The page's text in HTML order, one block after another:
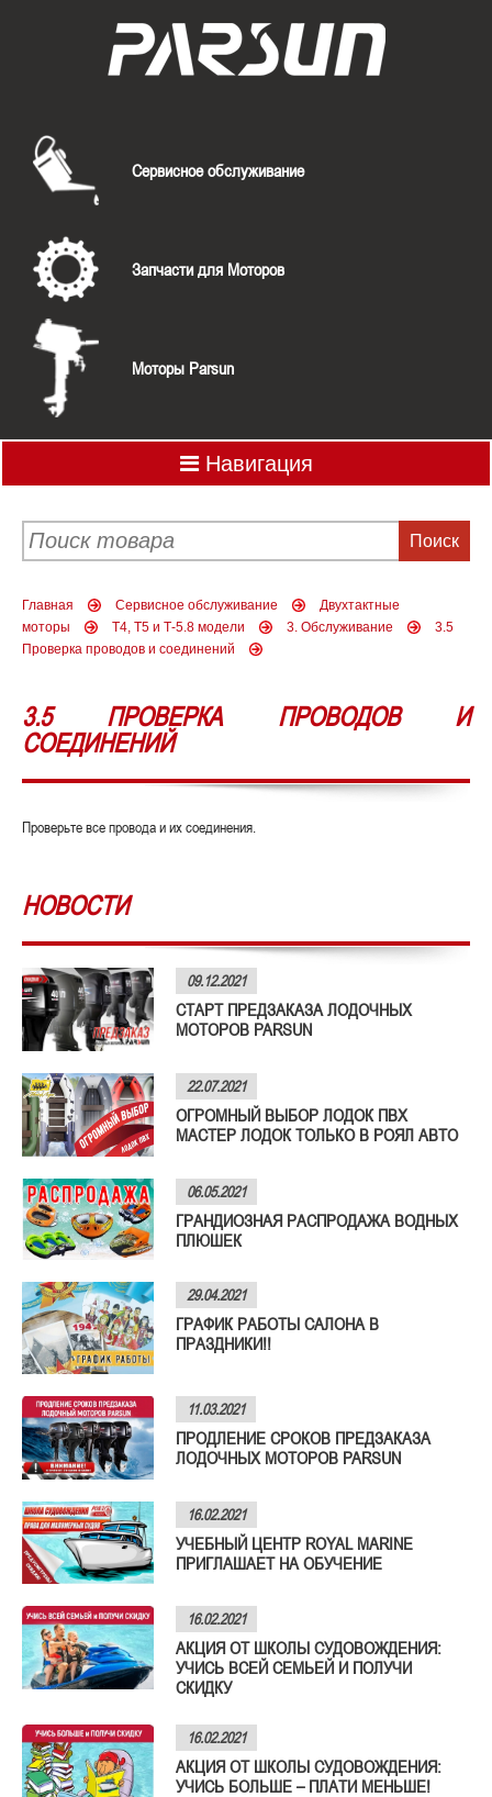
Сервисное обслуживание
Запчасти для Моторов
Моторы Parsun
Навигация
Главная Сервисное обслуживание
Двухтактные
моторы
Т4, Т5 и Т-5.8 модели 3. Обслуживание
3.5
Проверка проводов и соединений
3.5 ПРОВЕРКА ПРОВОДОВ И
СОЕДИНЕНИЙ
Проверьте все провода и их соединения.
НОВОСТИ
09.12.2021
СТАРТ ПРЕДЗАКАЗА ЛОДОЧНЫХ
МОТОРОВ PARSUN
22.07.2021
ОГРОМНЫЙ ВЫБОР ЛОДОК ПВХ
МАСТЕР ЛОДОК ТОЛЬКО В РОЯЛ АВТО
06.05.2021
ГРАНДИОЗНАЯ РАСПРОДАЖА ВОДНЫХ
ПЛЮШЕК
29.04.2021
ГРАФИК РАБОТЫ САЛОНА В
ПРАЗДНИКИ!!
11.03.2021
ПРОДЛЕНИЕ СРОКОВ ПРЕДЗАКАЗА
ЛОДОЧНЫХ МОТОРОВ PARSUN
16.02.2021
УЧЕБНЫЙ ЦЕНТР ROYAL MARINE
ПРИГЛАШАЕТ НА ОБУЧЕНИЕ
16.02.2021
АКЦИЯ ОТ ШКОЛЫ СУДОВОЖДЕНИЯ:
УЧИСЬ ВСЕЙ СЕМЬЕЙ И ПОЛУЧИ
СКИДКУ
16.02.2021
АКЦИЯ ОТ ШКОЛЫ СУДОВОЖДЕНИЯ:
УЧИСЬ БОЛЬШЕ – ПЛАТИ МЕНЬШЕ!